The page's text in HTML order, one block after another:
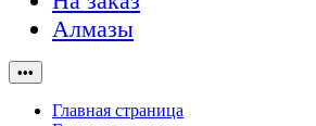
Алмазы
•••
Главная страница